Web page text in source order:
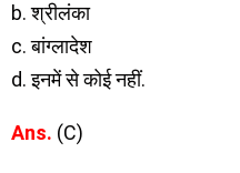
b. श्रीलंका
c. बांग्लादेश
d. इनमें से कोई नहीं.
Ans. (C)